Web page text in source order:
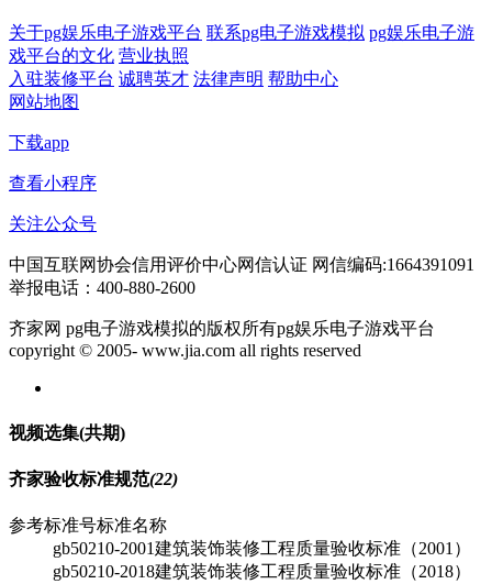
关于pg娱乐电子游戏平台 联系pg电子游戏模拟 pg娱乐电子游
戏平台的文化 营业执照
入驻装修平台 诚聘英才 法律声明 帮助中心
网站地图
下载app
查看小程序
关注公众号
中国互联网协会信用评价中心网信认证 网信编码:1664391091
举报电话：400-880-2600
齐家网 pg电子游戏模拟的版权所有pg娱乐电子游戏平台
copyright © 2005- www.jia.com all rights reserved
视频选集(共期)
齐家验收标准规范(22)
参考标准号标准名称
gb50210-2001建筑装饰装修工程质量验收标准（2001）
gb50210-2018建筑装饰装修工程质量验收标准（2018）